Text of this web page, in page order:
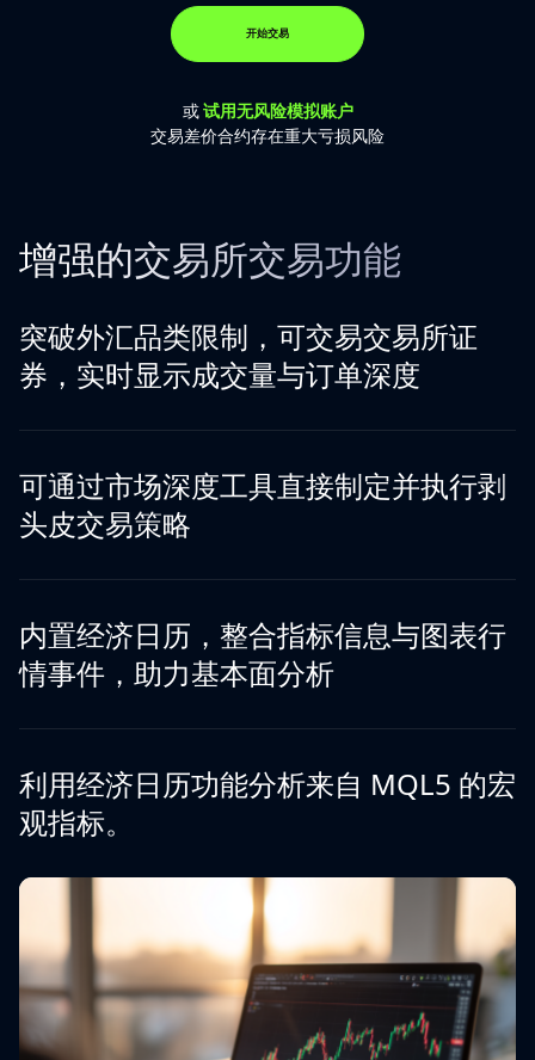
开始交易
或 试用无风险模拟账户
交易差价合约存在重大亏损风险
增强的交易所交易功能
突破外汇品类限制，可交易交易所证
券，实时显示成交量与订单深度
可通过市场深度工具直接制定并执行剥
头皮交易策略
内置经济日历，整合指标信息与图表行
情事件，助力基本面分析
利用经济日历功能分析来自 MQL5 的宏
观指标。